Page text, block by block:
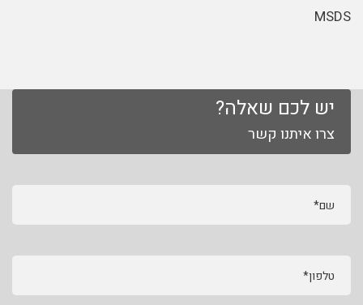
MSDS
יש לכם שאלה?
צרו איתנו קשר
שם*
טלפון*